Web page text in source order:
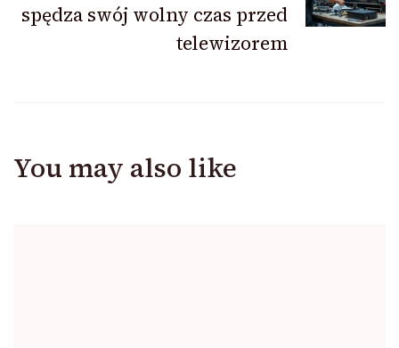
spędza swój wolny czas przed
telewizorem
You may also like